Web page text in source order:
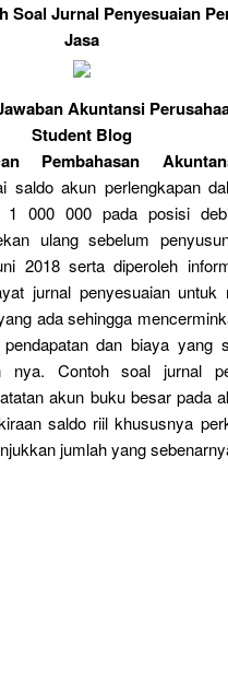
Soal Jurnal Penyesuaian
Jasa
Akuntansi
Student Blog
Pembahasan
saldo akun perlengkapan
1 000 000 pada posisi
ulang sebelum
2018 serta diperoleh
jurnal penyesuaian untuk
ada sehingga
dan biaya yang
nya. Contoh soal jurnal
akun buku besar pada
saldo riil khususnya
jumlah yang